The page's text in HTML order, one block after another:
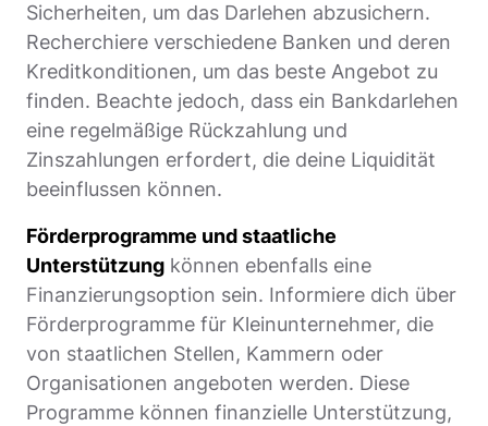
Sicherheiten, um das Darlehen abzusichern.
Recherchiere verschiedene Banken und deren
Kreditkonditionen, um das beste Angebot zu
finden. Beachte jedoch, dass ein Bankdarlehen
eine regelmäßige Rückzahlung und
Zinszahlungen erfordert, die deine Liquidität
beeinflussen können.
Förderprogramme und staatliche
Unterstützung können ebenfalls eine
Finanzierungsoption sein. Informiere dich über
Förderprogramme für Kleinunternehmer, die
von staatlichen Stellen, Kammern oder
Organisationen angeboten werden. Diese
Programme können finanzielle Unterstützung,